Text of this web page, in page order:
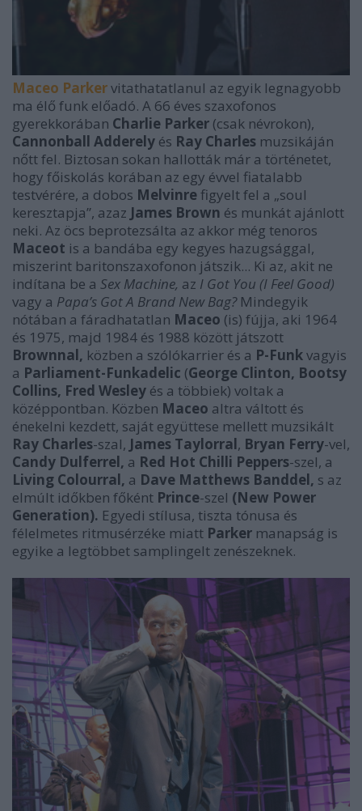
Maceo Parkervitathatatlanul az egyik legnagyobb
ma élő funk előadó. A 66 éves szaxofonos
gyerekkorában Charlie Parker (csak névrokon),
Cannonball Adderely és Ray Charles muzsikáján
nőtt fel. Biztosan sokan hallották már a történetet,
hogy főiskolás korában az egy évvel fiatalabb
testvérére, a dobos Melvinrefigyelt fel a „soul
keresztapja”, azaz James Brown és munkát ajánlott
neki. Az öcs beprotezsálta az akkor még tenoros
Maceot is a bandába egy kegyes hazugsággal,
miszerint baritonszaxofonon játszik... Ki az, akit ne
indítana be a Sex Machine, az I Got You (I Feel Good)
vagy a Papa’s Got A Brand New Bag?Mindegyik
nótában a fáradhatatlan Maceo (is) fújja, aki 1964
és 1975, majd 1984 és 1988 között játszott
Brownnal, közben a szólókarrier és a P-Funkvagyis
a Parliament-Funkadelic (George Clinton, Bootsy
Collins, Fred Wesley és a többiek) voltak a
középpontban. Közben Maceo altra váltott és
énekelni kezdett, saját együttese mellett muzsikált
Ray Charles-szal, James Taylorral, Bryan Ferry-vel,
Candy Dulferrel, a Red Hot Chilli Peppers-szel, a
Living Colourral, a Dave Matthews Banddel, s az
elmúlt időkben főként Prince-szel (New Power
Generation). Egyedi stílusa, tiszta tónusa és
félelmetes ritmusérzéke miatt Parker manapság is
egyike a legtöbbet samplingelt zenészeknek.